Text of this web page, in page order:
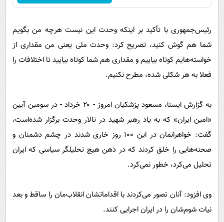
رئیس‌جمهوری با تأکید بر اینکه وحدت این نیست هرچه من بگویم
شما هم گوش کنید، تصریح کرد: وحدت ملی یعنی من مقداری از
خواسته‌هایم کوتاه بیاییم و مقداری هم شما کوتاه بیایید تا اختلافات را
فعلا به هر شکلی شده، مطرح نکنیم.
به گزارش ایسنا، مسعود پزشکیان امروز - ۲۰ خرداد - در سومین آیین
«امین ایران» که به یاد رهبر شهید در تالار وحدت برگزار شده‌است،
گفت: خواهرانمان در این ۱۰۰ روز خاری شدند در چشم دشمنان و
صحنه‌هایی را خلق کردند که در ذهن هیچ تحلیلگر سیاسی که ایران
تحلیل می‌کرد، خطور نمی‌کرد.
وی افزود: آنان تصور می‌کردند با اقداماتشان انقلاب‌مان را ساقط و بعد
نیات شوم‌شان را در ایران اجرایی کنند.